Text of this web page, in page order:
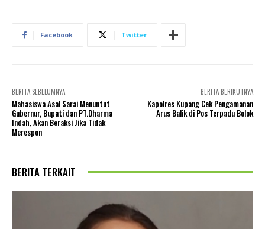
Facebook Twitter
BERITA SEBELUMNYA
Mahasiswa Asal Sarai Menuntut
Gubernur, Bupati dan PT.Dharma
Indah, Akan Beraksi Jika Tidak
Merespon
BERITA BERIKUTNYA
Kapolres Kupang Cek Pengamanan
Arus Balik di Pos Terpadu Bolok
BERITA TERKAIT